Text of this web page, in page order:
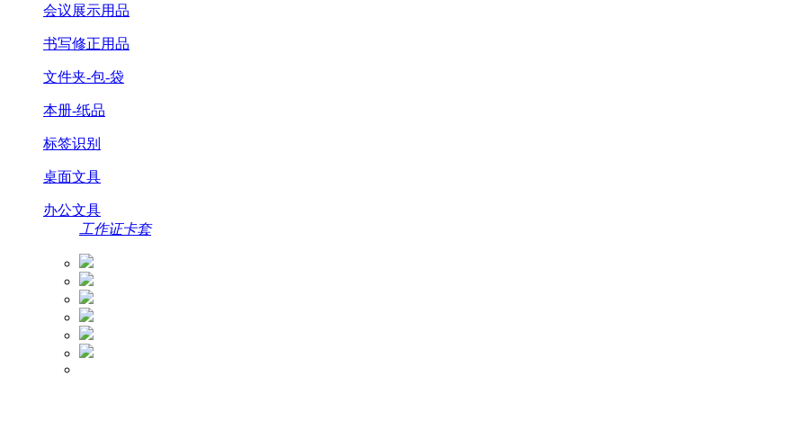
会议展示用品
书写修正用品
文件夹-包-袋
本册-纸品
标签识别
桌面文具
办公文具
工作证卡套